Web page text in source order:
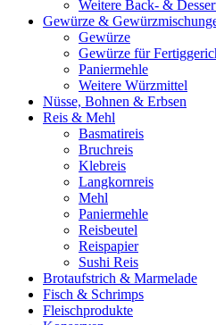
Weitere Back- &
Gewürze &
Gewürze
Gewürze für
Paniermehle
Weitere Würzmittel
Nüsse, Bohnen & Erbsen
Reis & Mehl
Basmatireis
Bruchreis
Klebreis
Langkornreis
Mehl
Paniermehle
Reisbeutel
Reispapier
Sushi Reis
Brotaufstrich & Marmelade
Fisch & Schrimps
Fleischprodukte